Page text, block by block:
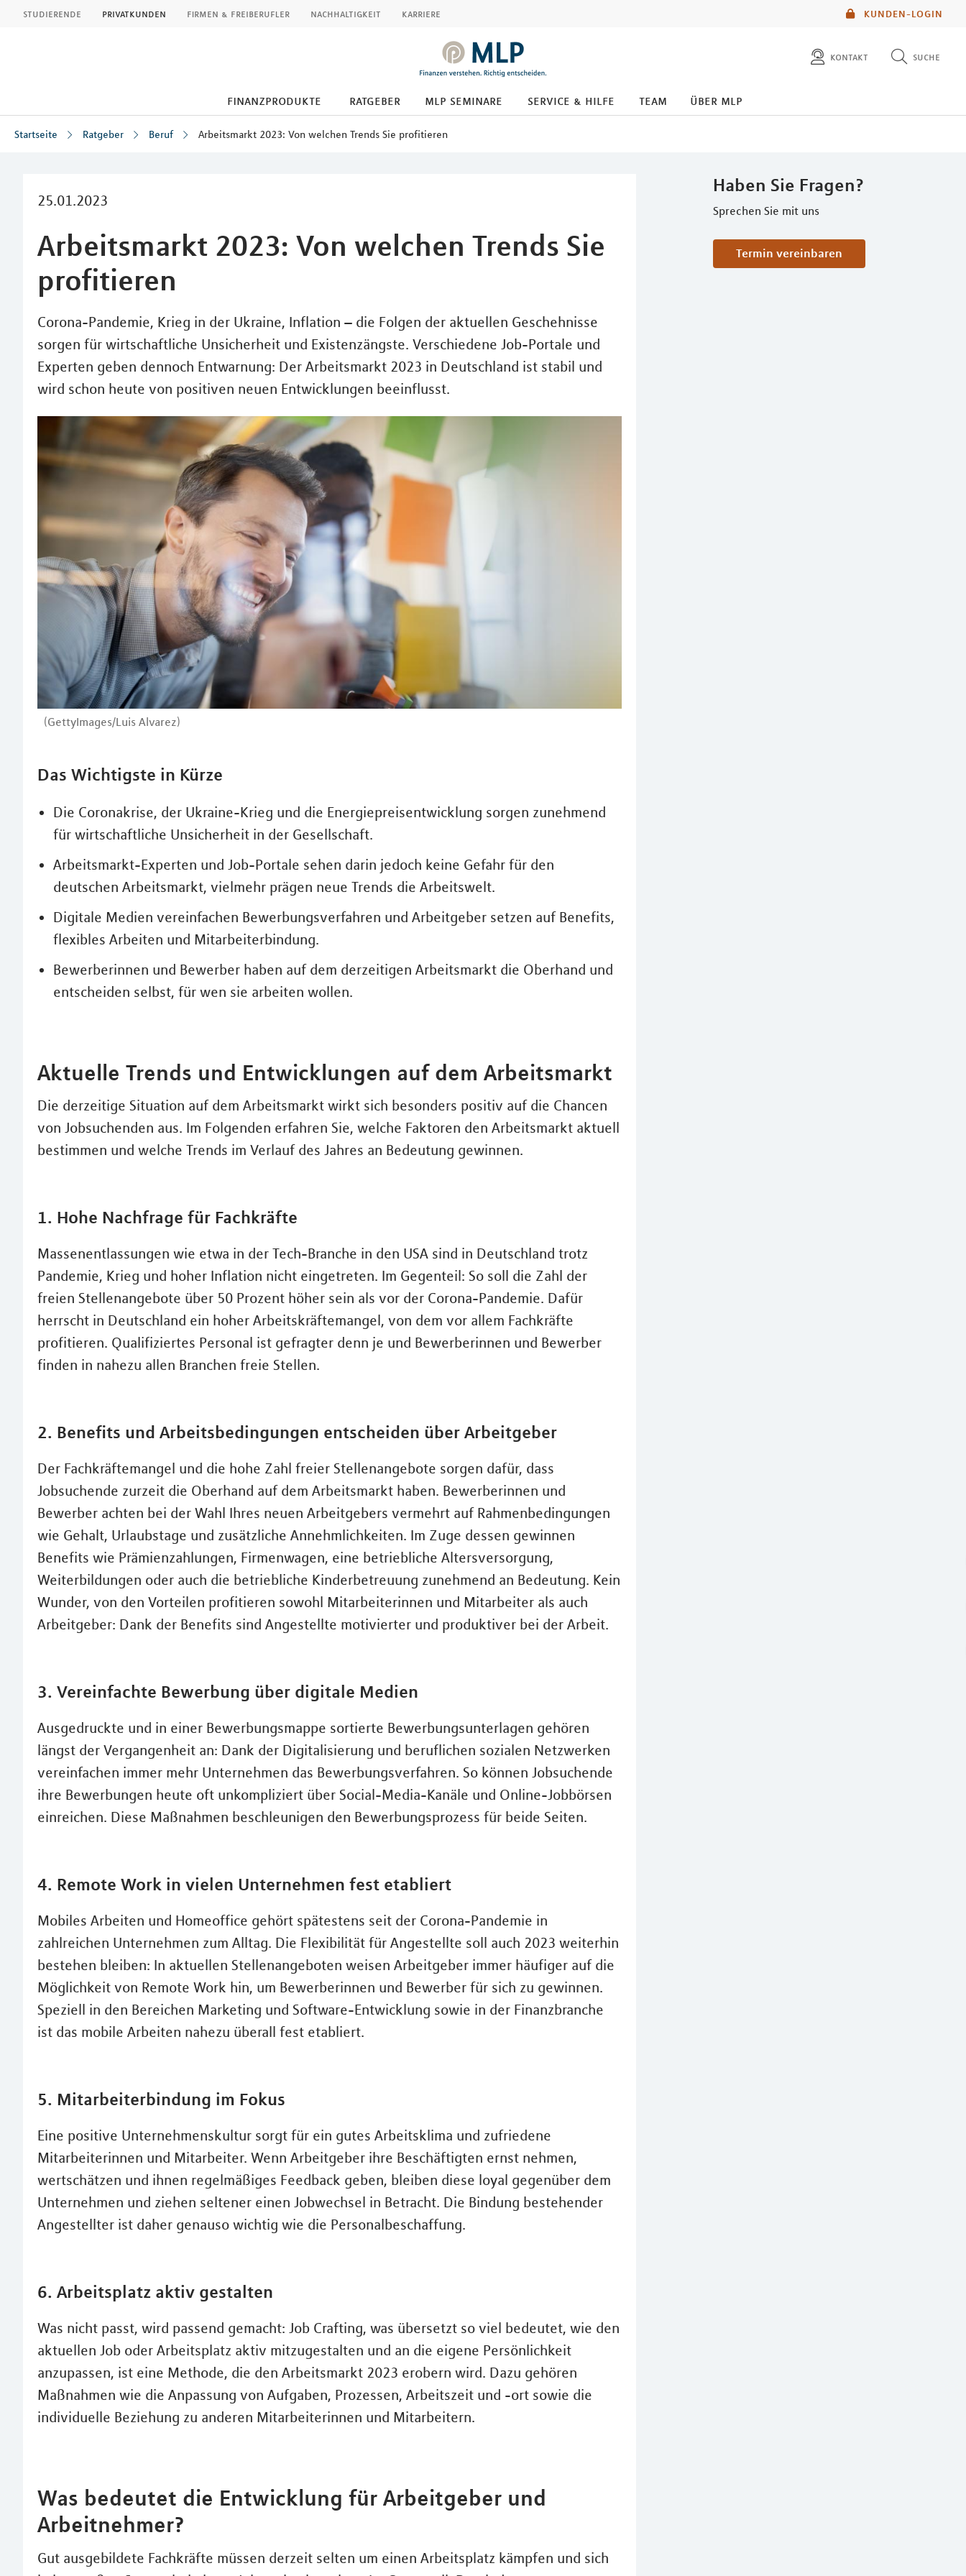
KUNDEN-LOGIN
studierende privatkunden firmen & freiberufler nachhaltigkeit karriere
kontakt suche
finanzprodukte ratgeber mlp seminare service & hilfe team über mlp
Startseite Ratgeber Beruf Arbeitsmarkt 2023: Von welchen Trends Sie profitieren
25.01.2023
Arbeitsmarkt 2023: Von welchen Trends Sie
profitieren
Corona-Pandemie, Krieg in der Ukraine, Inflation – die Folgen der aktuellen Geschehnisse
sorgen für wirtschaftliche Unsicherheit und Existenzängste. Verschiedene Job-Portale und
Experten geben dennoch Entwarnung: Der Arbeitsmarkt 2023 in Deutschland ist stabil und
wird schon heute von positiven neuen Entwicklungen beeinflusst.
(GettyImages/Luis Alvarez)
Haben Sie Fragen?
Sprechen Sie mit uns
Termin vereinbaren
Das Wichtigste in Kürze
Die Coronakrise, der Ukraine-Krieg und die Energiepreisentwicklung sorgen zunehmend
für wirtschaftliche Unsicherheit in der Gesellschaft.
Arbeitsmarkt-Experten und Job-Portale sehen darin jedoch keine Gefahr für den
deutschen Arbeitsmarkt, vielmehr prägen neue Trends die Arbeitswelt.
Digitale Medien vereinfachen Bewerbungsverfahren und Arbeitgeber setzen auf Benefits,
flexibles Arbeiten und Mitarbeiterbindung.
Bewerberinnen und Bewerber haben auf dem derzeitigen Arbeitsmarkt die Oberhand und
entscheiden selbst, für wen sie arbeiten wollen.
Aktuelle Trends und Entwicklungen auf dem Arbeitsmarkt
Die derzeitige Situation auf dem Arbeitsmarkt wirkt sich besonders positiv auf die Chancen
von Jobsuchenden aus. Im Folgenden erfahren Sie, welche Faktoren den Arbeitsmarkt aktuell
bestimmen und welche Trends im Verlauf des Jahres an Bedeutung gewinnen.
1. Hohe Nachfrage für Fachkräfte
Massenentlassungen wie etwa in der Tech-Branche in den USA sind in Deutschland trotz
Pandemie, Krieg und hoher Inflation nicht eingetreten. Im Gegenteil: So soll die Zahl der
freien Stellenangebote über 50 Prozent höher sein als vor der Corona-Pandemie. Dafür
herrscht in Deutschland ein hoher Arbeitskräftemangel, von dem vor allem Fachkräfte
profitieren. Qualifiziertes Personal ist gefragter denn je und Bewerberinnen und Bewerber
finden in nahezu allen Branchen freie Stellen.
2. Benefits und Arbeitsbedingungen entscheiden über Arbeitgeber
Der Fachkräftemangel und die hohe Zahl freier Stellenangebote sorgen dafür, dass
Jobsuchende zurzeit die Oberhand auf dem Arbeitsmarkt haben. Bewerberinnen und
Bewerber achten bei der Wahl Ihres neuen Arbeitgebers vermehrt auf Rahmenbedingungen
wie Gehalt, Urlaubstage und zusätzliche Annehmlichkeiten. Im Zuge dessen gewinnen
Benefits wie Prämienzahlungen, Firmenwagen, eine betriebliche Altersversorgung,
Weiterbildungen oder auch die betriebliche Kinderbetreuung zunehmend an Bedeutung. Kein
Wunder, von den Vorteilen profitieren sowohl Mitarbeiterinnen und Mitarbeiter als auch
Arbeitgeber: Dank der Benefits sind Angestellte motivierter und produktiver bei der Arbeit.
3. Vereinfachte Bewerbung über digitale Medien
Ausgedruckte und in einer Bewerbungsmappe sortierte Bewerbungsunterlagen gehören
längst der Vergangenheit an: Dank der Digitalisierung und beruflichen sozialen Netzwerken
vereinfachen immer mehr Unternehmen das Bewerbungsverfahren. So können Jobsuchende
ihre Bewerbungen heute oft unkompliziert über Social-Media-Kanäle und Online-Jobbörsen
einreichen. Diese Maßnahmen beschleunigen den Bewerbungsprozess für beide Seiten.
4. Remote Work in vielen Unternehmen fest etabliert
Mobiles Arbeiten und Homeoffice gehört spätestens seit der Corona-Pandemie in
zahlreichen Unternehmen zum Alltag. Die Flexibilität für Angestellte soll auch 2023 weiterhin
bestehen bleiben: In aktuellen Stellenangeboten weisen Arbeitgeber immer häufiger auf die
Möglichkeit von Remote Work hin, um Bewerberinnen und Bewerber für sich zu gewinnen.
Speziell in den Bereichen Marketing und Software-Entwicklung sowie in der Finanzbranche
ist das mobile Arbeiten nahezu überall fest etabliert.
5. Mitarbeiterbindung im Fokus
Eine positive Unternehmenskultur sorgt für ein gutes Arbeitsklima und zufriedene
Mitarbeiterinnen und Mitarbeiter. Wenn Arbeitgeber ihre Beschäftigten ernst nehmen,
wertschätzen und ihnen regelmäßiges Feedback geben, bleiben diese loyal gegenüber dem
Unternehmen und ziehen seltener einen Jobwechsel in Betracht. Die Bindung bestehender
Angestellter ist daher genauso wichtig wie die Personalbeschaffung.
6. Arbeitsplatz aktiv gestalten
Was nicht passt, wird passend gemacht: Job Crafting, was übersetzt so viel bedeutet, wie den
aktuellen Job oder Arbeitsplatz aktiv mitzugestalten und an die eigene Persönlichkeit
anzupassen, ist eine Methode, die den Arbeitsmarkt 2023 erobern wird. Dazu gehören
Maßnahmen wie die Anpassung von Aufgaben, Prozessen, Arbeitszeit und -ort sowie die
individuelle Beziehung zu anderen Mitarbeiterinnen und Mitarbeitern.
Was bedeutet die Entwicklung für Arbeitgeber und
Arbeitnehmer?
Gut ausgebildete Fachkräfte müssen derzeit selten um einen Arbeitsplatz kämpfen und sich